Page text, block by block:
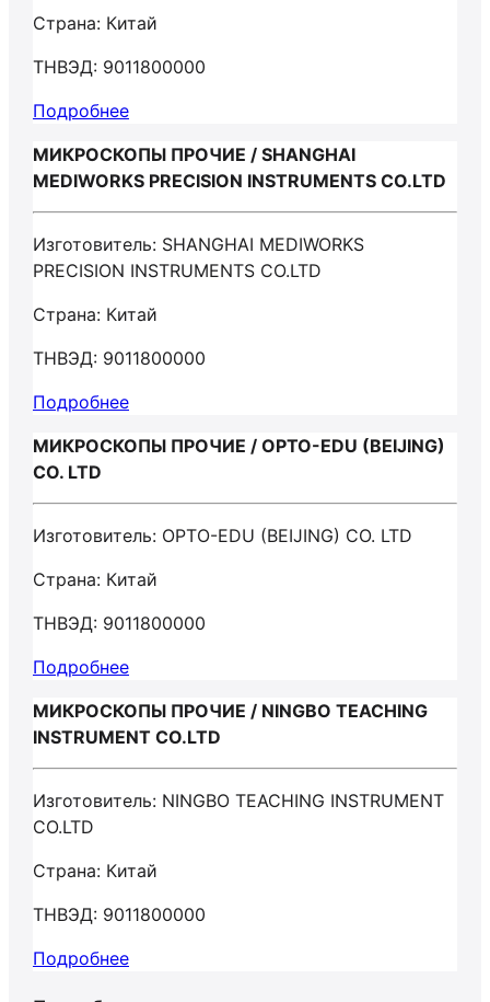
Страна: Китай
ТНВЭД: 9011800000
Подробнее
МИКРОСКОПЫ ПРОЧИЕ / SHANGHAI
MEDIWORKS PRECISION INSTRUMENTS CO.LTD
Изготовитель: SHANGHAI MEDIWORKS
PRECISION INSTRUMENTS CO.LTD
Страна: Китай
ТНВЭД: 9011800000
Подробнее
МИКРОСКОПЫ ПРОЧИЕ / OPTO-EDU (BEIJING)
CO. LTD
Изготовитель: OPTO-EDU (BEIJING) CO. LTD
Страна: Китай
ТНВЭД: 9011800000
Подробнее
МИКРОСКОПЫ ПРОЧИЕ / NINGBO TEACHING
INSTRUMENT CO.LTD
Изготовитель: NINGBO TEACHING INSTRUMENT
CO.LTD
Страна: Китай
ТНВЭД: 9011800000
Подробнее